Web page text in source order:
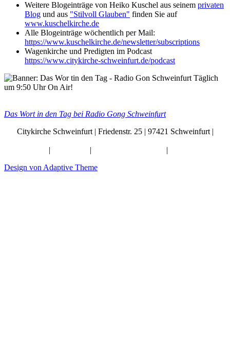
Weitere Blogeinträge von Heiko Kuschel aus seinem privaten
Blog und aus "Stilvoll Glauben" finden Sie auf
www.kuschelkirche.de
Alle Blogeinträge wöchentlich per Mail:
https://www.kuschelkirche.de/newsletter/subscriptions
Wagenkirche und Predigten im Podcast
https://www.citykirche-schweinfurt.de/podcast
Das Wort in den Tag bei Radio Gong Schweinfurt
Citykirche Schweinfurt | Friedenstr. 25 | 97421 Schweinfurt |
| | |
Design von Adaptive Theme